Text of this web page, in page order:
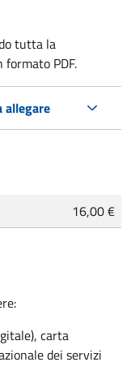
tutta la
PDF.
allegare
16,00 €
carta
dei servizi